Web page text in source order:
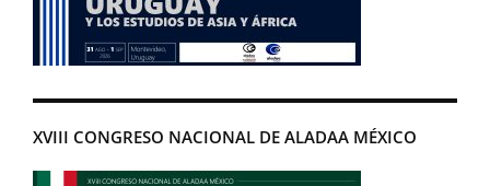
XVIII CONGRESO NACIONAL DE ALADAA MÉXICO